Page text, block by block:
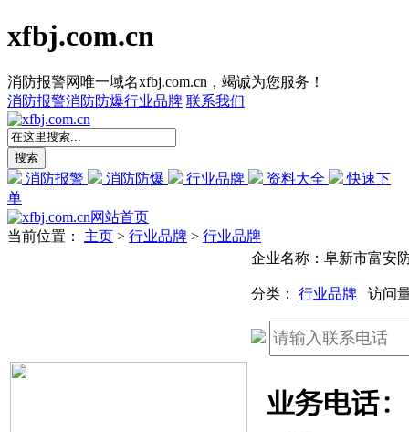
xfbj.com.cn
消防报警网唯一域名xfbj.com.cn，竭诚为您服务！
消防报警消防防爆行业品牌 联系我们
消防报警 消防防爆 行业品牌 资料大全
快速下
单
网站首页
当前位置： 主页 > 行业品牌 > 行业品牌
企业名称：阜新市富安
分类： 行业品牌 访问